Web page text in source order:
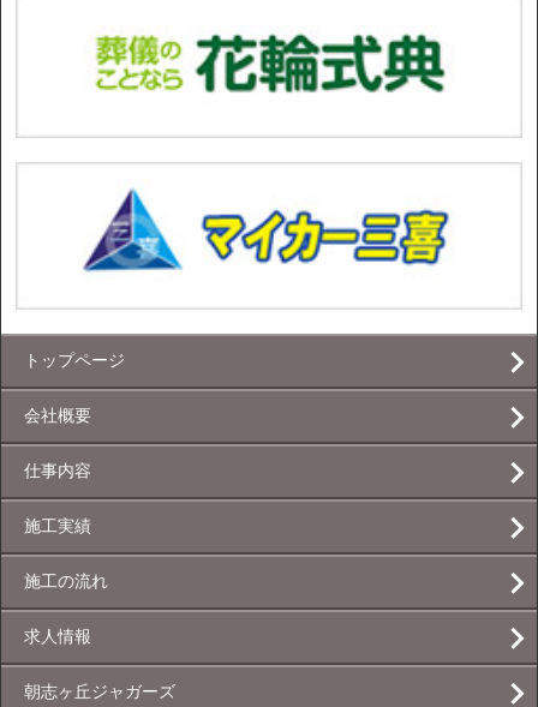
トップページ
会社概要
仕事内容
施工実績
施工の流れ
求人情報
朝志ヶ丘ジャガーズ